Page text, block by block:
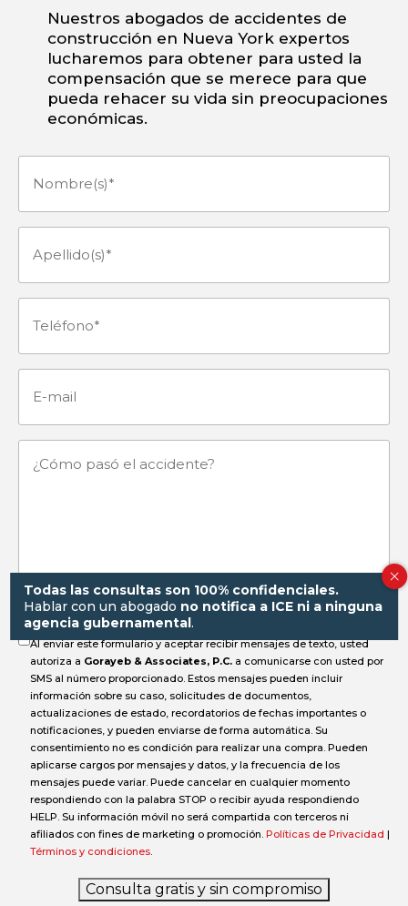
Nuestros abogados de accidentes de
construcción en Nueva York expertos
lucharemos para obtener para usted la
compensación que se merece para que
pueda rehacer su vida sin preocupaciones
económicas.
Nombre(s)
Apellido(s)
Teléfono (Obligatorio)
¿Cómo
accidente?
Al enviar este formulario y aceptar recibir mensajes de texto, usted
autoriza a Gorayeb & Associates, P.C. a comunicarse con usted por
SMS al número proporcionado. Estos mensajes pueden incluir
información sobre su caso, solicitudes de documentos,
actualizaciones de estado, recordatorios de fechas importantes o
notificaciones, y pueden enviarse de forma automática. Su
consentimiento no es condición para realizar una compra. Pueden
aplicarse cargos por mensajes y datos, y la frecuencia de los
mensajes puede variar. Puede cancelar en cualquier momento
respondiendo con la palabra STOP o recibir ayuda respondiendo
HELP. Su información móvil no será compartida con terceros ni
afiliados con fines de marketing o promoción. Políticas de Privacidad |
Términos y condiciones.
Consulta gratis y sin compromiso
Todas las consultas son 100% confidenciales.
Hablar con un abogado no notifica a ICE ni a ninguna
agencia gubernamental.